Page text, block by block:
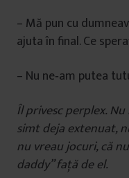
– Mă pun cu
ajuta în final. Ce
– Nu ne‑am putea
Îl privesc perplex.
simt deja extenuat,
nu vreau jocuri, că
daddy” faţă de el.